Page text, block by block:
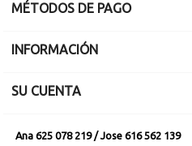
MÉTODOS DE PAGO
INFORMACIÓN
SU CUENTA
Ana 625 078 219 / Jose 616 562 139